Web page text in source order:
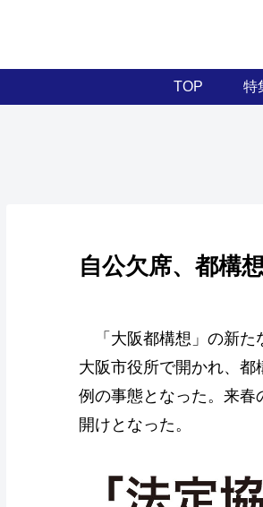
TOP 特
自公欠席、都構
「大阪都構想」の新た
大阪市役所で開かれ、
例の事態となった。来春
開けとなった。